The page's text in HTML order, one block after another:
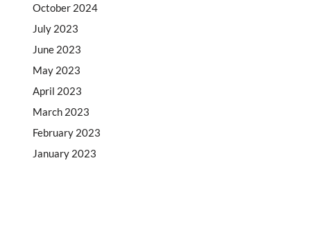
October 2024
July 2023
June 2023
May 2023
April 2023
March 2023
February 2023
January 2023